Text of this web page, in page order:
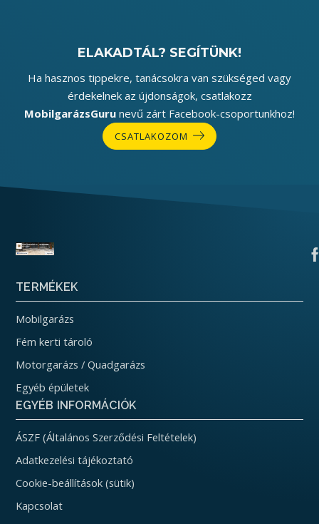
ELAKADTÁL? SEGÍTÜNK!
Ha hasznos tippekre, tanácsokra van szükséged vagy
érdekelnek az újdonságok, csatlakozz
MobilgarázsGuru nevű zárt Facebook-csoportunkhoz!
CSATLAKOZOM
TERMÉKEK
Mobilgarázs
Fém kerti tároló
Motorgarázs / Quadgarázs
Egyéb épületek
EGYÉB INFORMÁCIÓK
ÁSZF (Általános Szerződési Feltételek)
Adatkezelési tájékoztató
Cookie-beállítások (sütik)
Kapcsolat